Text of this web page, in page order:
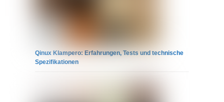
Qinux Klampero: Erfahrungen, Tests und technische
Spezifikationen